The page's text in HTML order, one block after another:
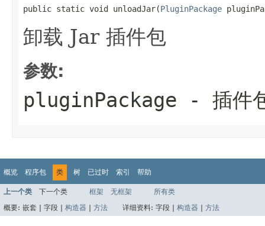
public static void unloadJar(PluginPackage
卸载 Jar 插件包
参数:
pluginPackage - 插件
概览 程序包 类 树 已过时 索引 帮助
上一个类 下一个类 框架 无框架
所有类
概要: 嵌套 | 字段 | 构造器 方法 详细资料: 字段 | 构造器 方法